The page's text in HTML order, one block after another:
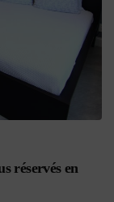
réservés en